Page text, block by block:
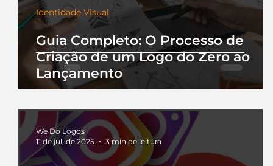
Guia Completo: O Processo de
Criação de um Logo do Zero ao
Lançamento
Identidade Visual
We Do Logos
11 de jul. de 2025
3 min de leitura